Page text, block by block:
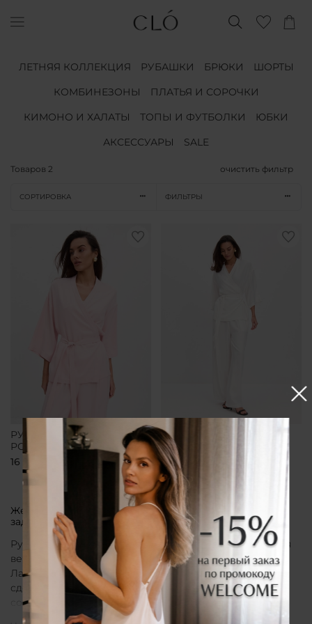
ЛЕТНЯЯ КОЛЛЕКЦИЯ РУБАШКИ БРЮКИ
ШОРТЫ
КОМБИНЕЗОНЫ
ПЛАТЬЯ И СОРОЧКИ
КИМОНО И ХАЛАТЫ
ТОПЫ И ФУТБОЛКИ
ЮБКИ
АКСЕССУАРЫ
SALE
Товаров 2 очистить фильтр
СОРТИРОВКА ФИЛЬТРЫ
РУБАШКА-КИМОНО
РОЗОВАЯ
16 700 ₽
РУБАШКА-КИМОНО
БЕЛАЯ
16 700 ₽
Женская рубашка кимоно от бренда CLÓ, которая
задает тон всему образу
Рубашка кимоно CLÓ рассматривается как утонченная
вещь, воплощающая эстетику мягкой женственности.
Лаконичный крой, деликатные материалы и
сдержанная палитра создают образ, в котором
сочетаются особая нежность белья и элегантная
непринужденность кимоно. Такая рубашка не